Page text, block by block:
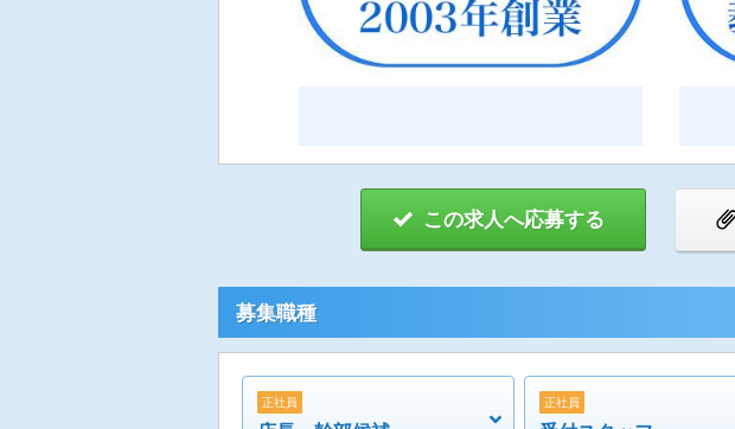
この求人へ応募する
募集職種
正社員 正社員